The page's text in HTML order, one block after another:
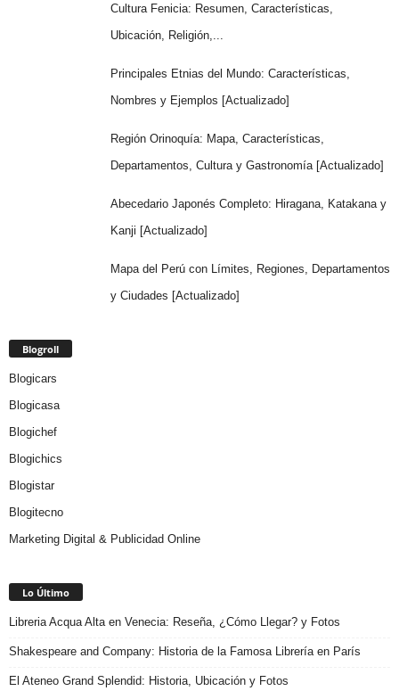
Cultura Fenicia: Resumen, Características,
Ubicación, Religión,...
Principales Etnias del Mundo: Características,
Nombres y Ejemplos [Actualizado]
Región Orinoquía: Mapa, Características,
Departamentos, Cultura y Gastronomía [Actualizado]
Abecedario Japonés Completo: Hiragana, Katakana y
Kanji [Actualizado]
Mapa del Perú con Límites, Regiones, Departamentos
y Ciudades [Actualizado]
Blogroll
Blogicars
Blogicasa
Blogichef
Blogichics
Blogistar
Blogitecno
Marketing Digital & Publicidad Online
Lo Último
Libreria Acqua Alta en Venecia: Reseña, ¿Cómo Llegar? y Fotos
Shakespeare and Company: Historia de la Famosa Librería en París
El Ateneo Grand Splendid: Historia, Ubicación y Fotos